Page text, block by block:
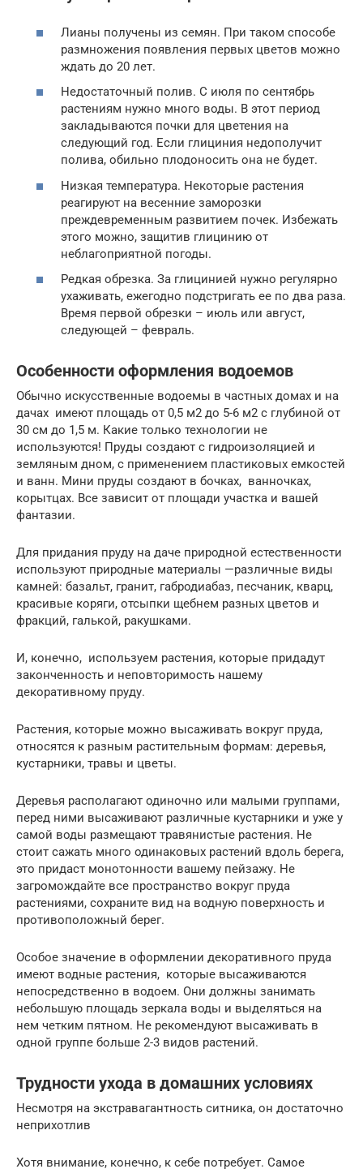
Лианы получены из семян. При таком способе
размножения появления первых цветов можно
ждать до 20 лет.
Недостаточный полив. С июля по сентябрь
растениям нужно много воды. В этот период
закладываются почки для цветения на
следующий год. Если глициния недополучит
полива, обильно плодоносить она не будет.
Низкая температура. Некоторые растения
реагируют на весенние заморозки
преждевременным развитием почек. Избежать
этого можно, защитив глицинию от
неблагоприятной погоды.
Редкая обрезка. За глицинией нужно регулярно
ухаживать, ежегодно подстригать ее по два раза.
Время первой обрезки – июль или август,
следующей – февраль.
Особенности оформления водоемов
Обычно искусственные водоемы в частных домах и на
дачах имеют площадь от 0,5 м2 до 5-6 м2 с глубиной от
30 см до 1,5 м. Какие только технологии не
используются! Пруды создают с гидроизоляцией и
земляным дном, с применением пластиковых емкостей
и ванн. Мини пруды создают в бочках, ванночках,
корытцах. Все зависит от площади участка и вашей
фантазии.
Для придания пруду на даче природной естественности
используют природные материалы —различные виды
камней: базальт, гранит, габродиабаз, песчаник, кварц,
красивые коряги, отсыпки щебнем разных цветов и
фракций, галькой, ракушками.
И, конечно, используем растения, которые придадут
законченность и неповторимость нашему
декоративному пруду.
Растения, которые можно высаживать вокруг пруда,
относятся к разным растительным формам: деревья,
кустарники, травы и цветы.
Деревья располагают одиночно или малыми группами,
перед ними высаживают различные кустарники и уже у
самой воды размещают травянистые растения. Не
стоит сажать много одинаковых растений вдоль берега,
это придаст монотонности вашему пейзажу. Не
загромождайте все пространство вокруг пруда
растениями, сохраните вид на водную поверхность и
противоположный берег.
Особое значение в оформлении декоративного пруда
имеют водные растения, которые высаживаются
непосредственно в водоем. Они должны занимать
небольшую площадь зеркала воды и выделяться на
нем четким пятном. Не рекомендуют высаживать в
одной группе больше 2-3 видов растений.
Трудности ухода в домашних условиях
Несмотря на экстравагантность ситника, он достаточно
неприхотлив
Хотя внимание, конечно, к себе потребует. Самое